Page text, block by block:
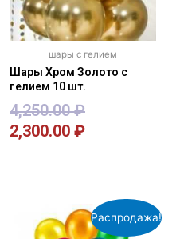
шары с гелием
Шары Хром Золото с
гелием 10 шт.
4,250.00₽
2,300.00 ₽
Распродажа!